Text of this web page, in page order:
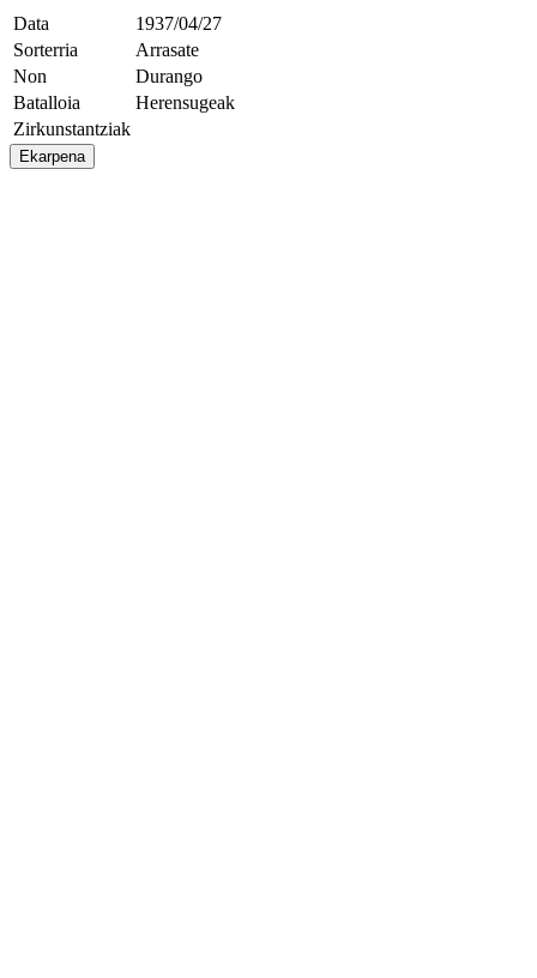
Data
1937/04/27
Sorterria
Arrasate
Non
Durango
Batalloia
Herensugeak
Zirkunstantziak